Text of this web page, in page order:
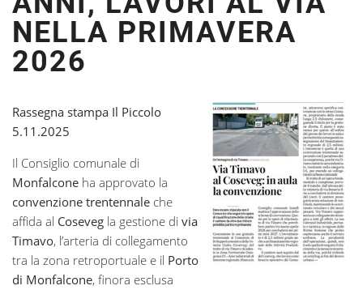
NELLA PRIMAVERA
2026
Rassegna stampa Il Piccolo
5.11.2025
Il Consiglio comunale di
Monfalcone ha approvato la
convenzione trentennale che
affida al Coseveg la gestione di via
Timavo, l’arteria di collegamento
tra la zona retroportuale e il Porto
di Monfalcone, finora esclusa